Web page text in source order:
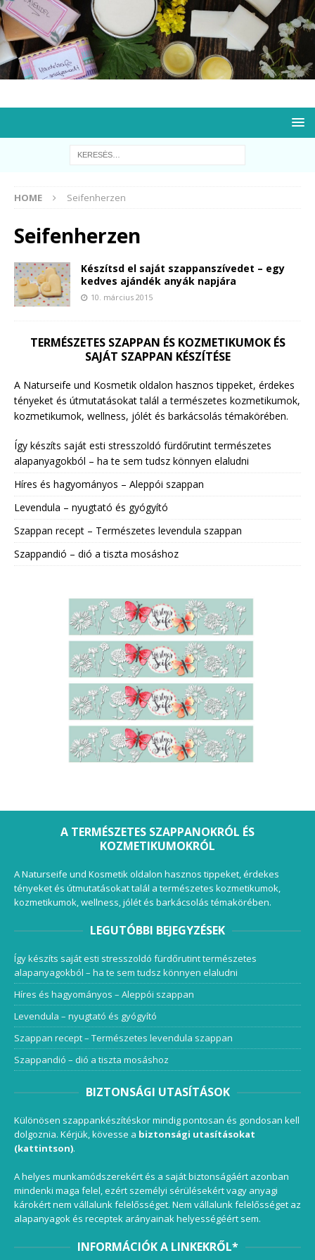
HOME Seifenherzen
Seifenherzen
Készítsd el saját szappanszívedet – egy
kedves ajándék anyák napjára
10. március 2015
TERMÉSZETES SZAPPAN ÉS KOZMETIKUMOK ÉS
SAJÁT SZAPPAN KÉSZÍTÉSE
A Naturseife und Kosmetik oldalon hasznos tippeket, érdekes
tényeket és útmutatásokat talál a természetes kozmetikumok,
kozmetikumok, wellness, jólét és barkácsolás témakörében.
Így készíts saját esti stresszoldó fürdőrutint természetes
alapanyagokból – ha te sem tudsz könnyen elaludni
Híres és hagyományos – Aleppói szappan
Levendula – nyugtató és gyógyító
Szappan recept – Természetes levendula szappan
Szappandió – dió a tiszta mosáshoz
A TERMÉSZETES SZAPPANOKRÓL ÉS
KOZMETIKUMOKRÓL
A Naturseife und Kosmetik oldalon hasznos tippeket, érdekes
tényeket és útmutatásokat talál a természetes kozmetikumok,
kozmetikumok, wellness, jólét és barkácsolás témakörében.
LEGUTÓBBI BEJEGYZÉSEK
Így készíts saját esti stresszoldó fürdőrutint természetes
alapanyagokból – ha te sem tudsz könnyen elaludni
Híres és hagyományos – Aleppói szappan
Levendula – nyugtató és gyógyító
Szappan recept – Természetes levendula szappan
Szappandió – dió a tiszta mosáshoz
BIZTONSÁGI UTASÍTÁSOK
Különösen szappankészítéskor mindig pontosan és gondosan kell
dolgoznia. Kérjük, kövesse a biztonsági utasításokat
(kattintson).
A helyes munkamódszerekért és a saját biztonságáért azonban
mindenki maga felel, ezért személyi sérülésekért vagy anyagi
károkért nem vállalunk felelősséget. Nem vállalunk felelősséget az
alapanyagok és receptek arányainak helyességéért sem.
INFORMÁCIÓK A LINKEKRŐL*